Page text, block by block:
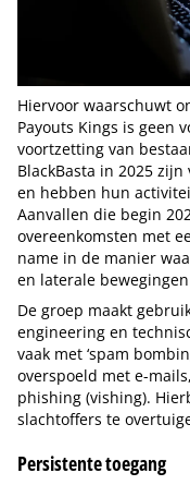
Hiervoor waarschuwt
Payouts Kings is geen
voortzetting van
BlackBasta in 2025
en hebben hun
Aanvallen die begin
overeenkomsten met
name in de manier
en laterale
De groep maakt
engineering en
vaak met ‘spam
overspoeld met e-
phishing (vishing).
slachtoffers te
Persistente toegang